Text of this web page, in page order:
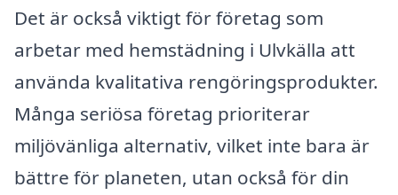
Det är också viktigt för företag som
arbetar med hemstädning i Ulvkälla att
använda kvalitativa rengöringsprodukter.
Många seriösa företag prioriterar
miljövänliga alternativ, vilket inte bara är
bättre för planeten, utan också för din